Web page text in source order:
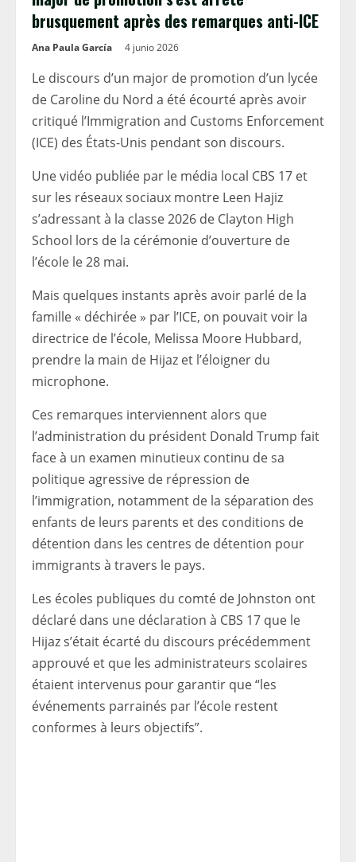
brusquement après des remarques anti-ICE
Ana Paula García 4 junio 2026
Le discours d’un major de promotion d’un lycée
de Caroline du Nord a été écourté après avoir
critiqué l’Immigration and Customs Enforcement
(ICE) des États-Unis pendant son discours.
Une vidéo publiée par le média local CBS 17 et
sur les réseaux sociaux montre Leen Hajiz
s’adressant à la classe 2026 de Clayton High
School lors de la cérémonie d’ouverture de
l’école le 28 mai.
Mais quelques instants après avoir parlé de la
famille « déchirée » par l’ICE, on pouvait voir la
directrice de l’école, Melissa Moore Hubbard,
prendre la main de Hijaz et l’éloigner du
microphone.
Ces remarques interviennent alors que
l’administration du président Donald Trump fait
face à un examen minutieux continu de sa
politique agressive de répression de
l’immigration, notamment de la séparation des
enfants de leurs parents et des conditions de
détention dans les centres de détention pour
immigrants à travers le pays.
Les écoles publiques du comté de Johnston ont
déclaré dans une déclaration à CBS 17 que le
Hijaz s’était écarté du discours précédemment
approuvé et que les administrateurs scolaires
étaient intervenus pour garantir que “les
événements parrainés par l’école restent
conformes à leurs objectifs”.